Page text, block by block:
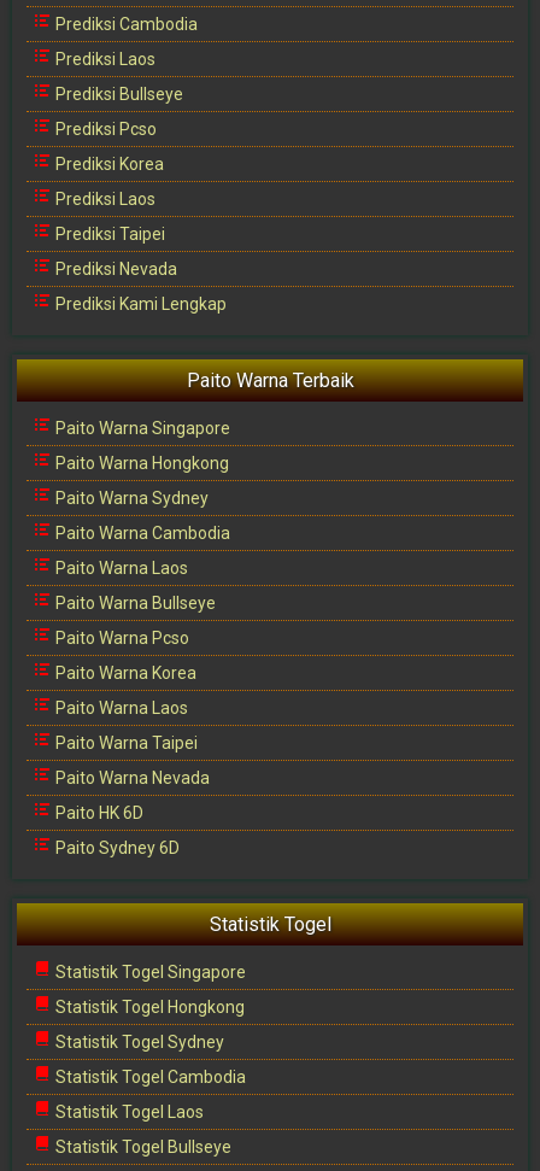
Prediksi Cambodia
Prediksi Laos
Prediksi Bullseye
Prediksi Pcso
Prediksi Korea
Prediksi Laos
Prediksi Taipei
Prediksi Nevada
Prediksi Kami Lengkap
Paito Warna Terbaik
Paito Warna Singapore
Paito Warna Hongkong
Paito Warna Sydney
Paito Warna Cambodia
Paito Warna Laos
Paito Warna Bullseye
Paito Warna Pcso
Paito Warna Korea
Paito Warna Laos
Paito Warna Taipei
Paito Warna Nevada
Paito HK 6D
Paito Sydney 6D
Statistik Togel
Statistik Togel Singapore
Statistik Togel Hongkong
Statistik Togel Sydney
Statistik Togel Cambodia
Statistik Togel Laos
Statistik Togel Bullseye